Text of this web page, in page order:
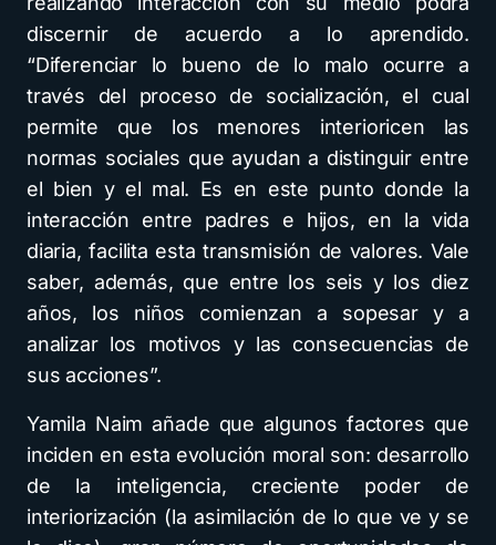
discernir de acuerdo a lo aprendido.
“Diferenciar lo bueno de lo malo ocurre a
través del proceso de socialización, el cual
permite que los menores interioricen las
normas sociales que ayudan a distinguir entre
el bien y el mal. Es en este punto donde la
interacción entre padres e hijos, en la vida
diaria, facilita esta transmisión de valores. Vale
saber, además, que entre los seis y los diez
años, los niños comienzan a sopesar y a
analizar los motivos y las consecuencias de
sus acciones”.
Yamila Naim añade que algunos factores que
inciden en esta evolución moral son: desarrollo
de la inteligencia, creciente poder de
interiorización (la asimilación de lo que ve y se